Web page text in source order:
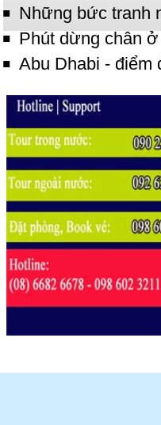
Những bức tranh
Phút dừng chân
Abu Dhabi - điểm